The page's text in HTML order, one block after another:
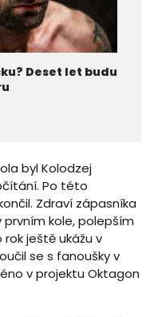
Deset let budu
byl Kolodzej
Po této
Zdraví zápasníka
prvním kole, polepším
ještě ukážu v
se s fanoušky v
v projektu Oktagon